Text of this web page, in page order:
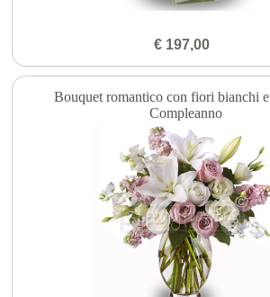
€ 197,00
Bouquet romantico con fiori bianchi e
Compleanno